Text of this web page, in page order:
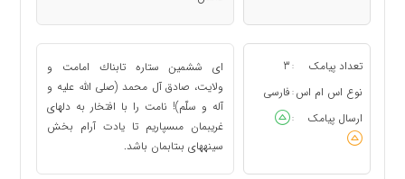
تعداد پیامک :
3
نوع اس ام اس : فارسی
ارسال پیامک
:
اى ششمين ستاره تابناك امامت و
ولايت، صادق آل محمد (صلى الله عليه و
آله و سلّم)! نامت را با افتخار به دل‏هاى
غريبمان مى‏سپاريم تا يادت آرام بخش
سينه‏هاى بى‏تابمان باشد.